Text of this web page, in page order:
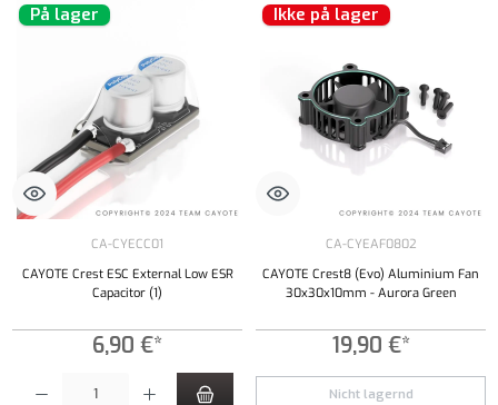
På lager
CA-CYECC01
CAYOTE Crest ESC External Low ESR
Capacitor (1)
6,90 €*
Produktmængde: Indtast det ønskede beløb, eller brug knapperne til at øge eller formindske
Ikke på lager
CA-CYEAF0802
CAYOTE Crest8 (Evo) Aluminium Fan
30x30x10mm - Aurora Green
19,90 €*
Nicht lagernd